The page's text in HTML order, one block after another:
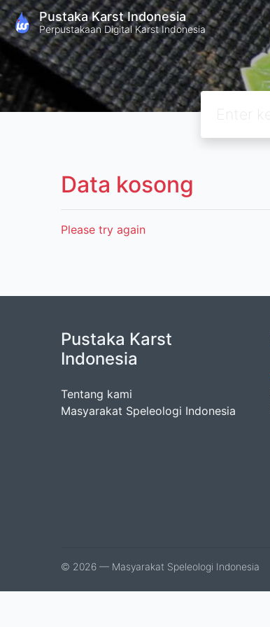
Pustaka Karst Indonesia
Perpustakaan Digital Karst Indonesia
Data kosong
Please try again
Pustaka Karst
Indonesia
Tentang kami
Masyarakat Speleologi Indonesia
© 2026 — Masyarakat Speleologi Indonesia